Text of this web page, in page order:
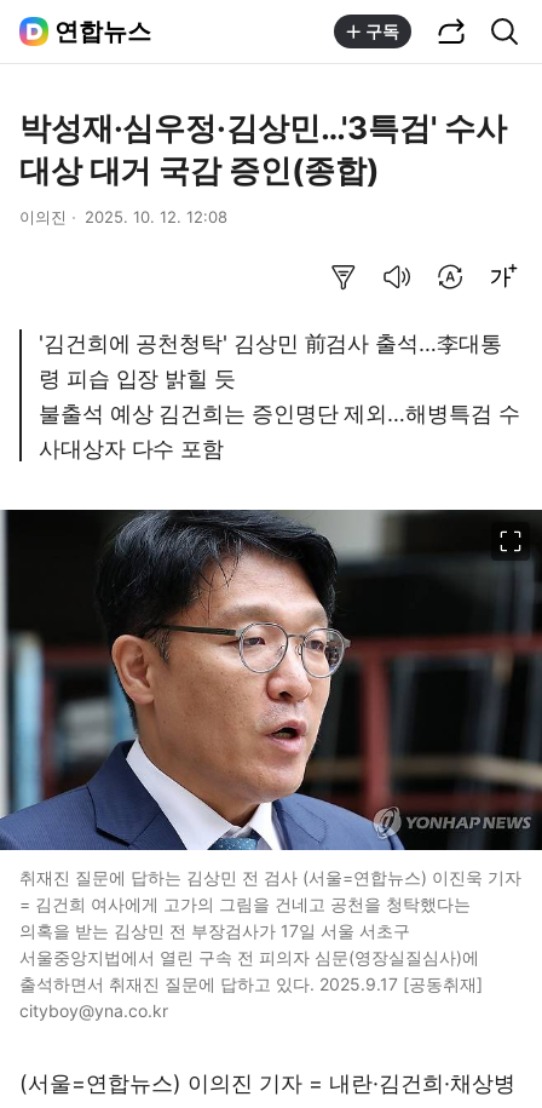
연합뉴스 구독
박성재·심우정·김상민…'3특검' 수사
대상 대거 국감 증인(종합)
이의진 2025. 10. 12. 12:08
'김건희에 공천청탁' 김상민 前검사 출석…李대통
령 피습 입장 밝힐 듯
불출석 예상 김건희는 증인명단 제외…해병특검 수
사대상자 다수 포함
취재진 질문에 답하는 김상민 전 검사 (서울=연합뉴스) 이진욱 기자
= 김건희 여사에게 고가의 그림을 건네고 공천을 청탁했다는
의혹을 받는 김상민 전 부장검사가 17일 서울 서초구
서울중앙지법에서 열린 구속 전 피의자 심문(영장실질심사)에
출석하면서 취재진 질문에 답하고 있다. 2025.9.17 [공동취재]
cityboy@yna.co.kr
(서울=연합뉴스) 이의진 기자 = 내란·김건희·채상병